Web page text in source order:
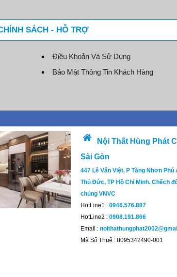
SÁCH - HỖ TRỢ
Điều Khoản Và Sử Dụng
Bảo Mật Thông Tin Khách Hàng
Nội Thất Hùng Phát
Sài Gòn
447 Lê Văn Việt, P Tăng Nhơn Phú
Thủ Đức, TP Hồ Chí Minh. Chếch
chủng VNVC
HotLine1 : 0946.576.887
HotLine2 : 0908.191.866
Email :
Mã Số Thuế : 8095342490-001